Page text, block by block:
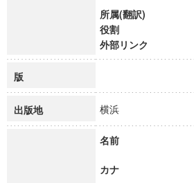
所属(翻訳)
役割
外部リンク
版
出版地 横浜
名前
カナ